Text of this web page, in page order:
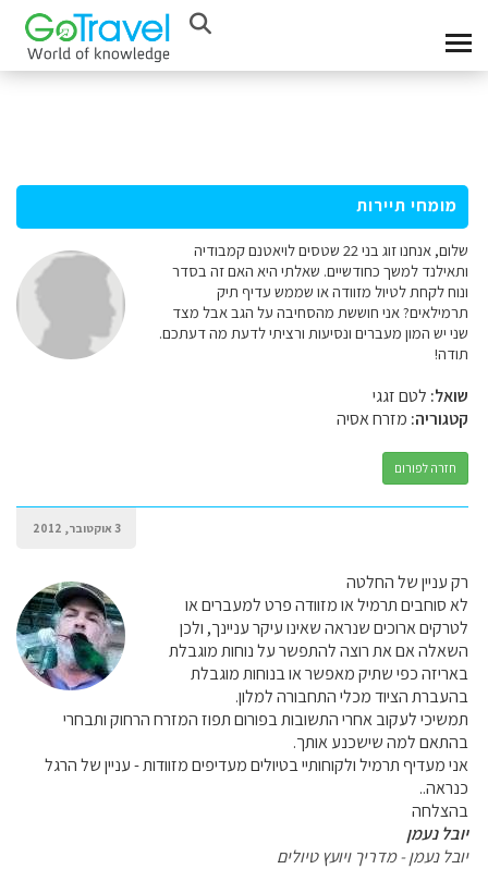
מומחי תיירות
שלום, אנחנו זוג בני 22 שטסים לויאטנם קמבודיה
ותאילנד למשך כחודשיים. שאלתי היא האם זה בסדר
ונוח לקחת לטיול מזוודה או שממש עדיף תיק
תרמילאים? אני חוששת מהסחיבה על הגב אבל מצד
שני יש המון מעברים ונסיעות ורציתי לדעת מה דעתכם.
תודה!
שואל: לטם זגגי
קטגוריה: מזרח אסיה
חזרה לפורום
3 אוקטובר, 2012
רק עניין של החלטה
לא סוחבים תרמיל או מזוודה פרט למעברים או
לטרקים ארוכים שנראה שאינו עיקר עניינך, ולכן
השאלה אם את רוצה להתפשר על נוחות מוגבלת
באריזה כפי שתיק מאפשר או בנוחות מוגבלת
בהעברת הציוד מכלי התחבורה למלון.
תמשיכי לעקוב אחרי התשובות בפורום תפוז המזרח הרחוק ותבחרי
בהתאם למה שישכנע אותך.
אני מעדיף תרמיל ולקוחותיי בטיולים מעדיפים מזוודות - עניין של הרגל
כנראה..
בהצלחה
יובל נעמן
יובל נעמן - מדריך ויועץ טיולים